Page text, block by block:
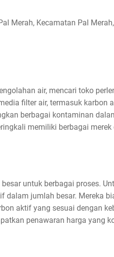
Merah, Kecamatan Pal
air, mencari toko
filter air, termasuk karbon
berbagai kontaminan
memiliki berbagai
untuk berbagai proses.
dalam jumlah besar. Mereka
aktif yang sesuai dengan
penawaran harga yang